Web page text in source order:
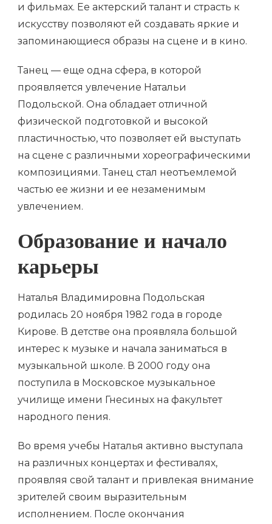
и фильмах. Ее актерский талант и страсть к
искусству позволяют ей создавать яркие и
запоминающиеся образы на сцене и в кино.
Танец — еще одна сфера, в которой
проявляется увлечение Натальи
Подольской. Она обладает отличной
физической подготовкой и высокой
пластичностью, что позволяет ей выступать
на сцене с различными хореографическими
композициями. Танец стал неотъемлемой
частью ее жизни и ее незаменимым
увлечением.
Образование и начало
карьеры
Наталья Владимировна Подольская
родилась 20 ноября 1982 года в городе
Кирове. В детстве она проявляла большой
интерес к музыке и начала заниматься в
музыкальной школе. В 2000 году она
поступила в Московское музыкальное
училище имени Гнесиных на факультет
народного пения.
Во время учебы Наталья активно выступала
на различных концертах и фестивалях,
проявляя свой талант и привлекая внимание
зрителей своим выразительным
исполнением. После окончания